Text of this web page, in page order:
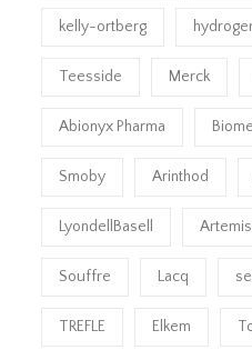
kelly-ortberg
Teesside Merck
Abionyx Pharma
Smoby Arinthod
LyondellBasell Artemis
Souffre Lacq
TREFLE Elkem